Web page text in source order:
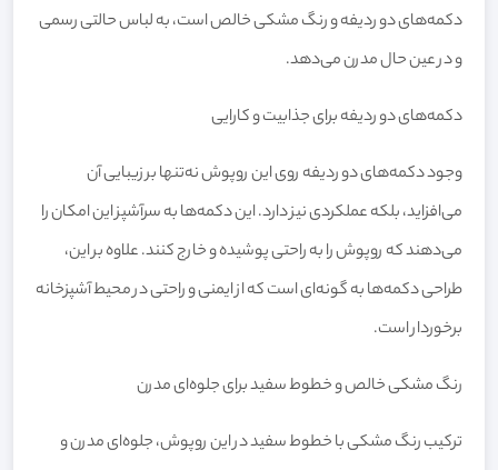
دکمه‌های دو ردیفه و رنگ مشکی خالص است، به لباس حالتی رسمی
و در عین حال مدرن می‌دهد.
دکمه‌های دو ردیفه برای جذابیت و کارایی
وجود دکمه‌های دو ردیفه روی این روپوش نه‌تنها بر زیبایی آن
می‌افزاید، بلکه عملکردی نیز دارد. این دکمه‌ها به سرآشپز این امکان را
می‌دهند که روپوش را به راحتی پوشیده و خارج کنند. علاوه بر این،
طراحی دکمه‌ها به گونه‌ای است که از ایمنی و راحتی در محیط آشپزخانه
برخوردار است.
رنگ مشکی خالص و خطوط سفید برای جلوه‌ای مدرن
ترکیب رنگ مشکی با خطوط سفید در این روپوش، جلوه‌ای مدرن و